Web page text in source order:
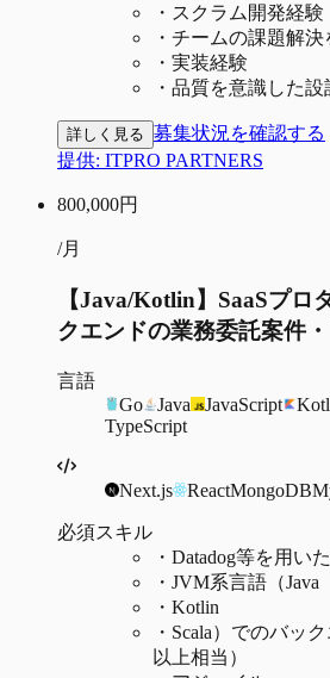
・ スクラム開発経験
・ チームの課題解
・ 実装経験
・ 品質を意識した設
詳しく見る 募集状況を確認する
提供: ITPRO PARTNERS
800,000円
/月
【Java/Kotlin】SaaSプロ
クエンドの業務委託案件
言語
Go
Java JavaScript
TypeScript
Next.js ReactMongoDB
必須スキル
・ Datadog等を用い
・ JVM系言語（Java
・ Kotlin
・ Scala）でのバッ
以上相当）